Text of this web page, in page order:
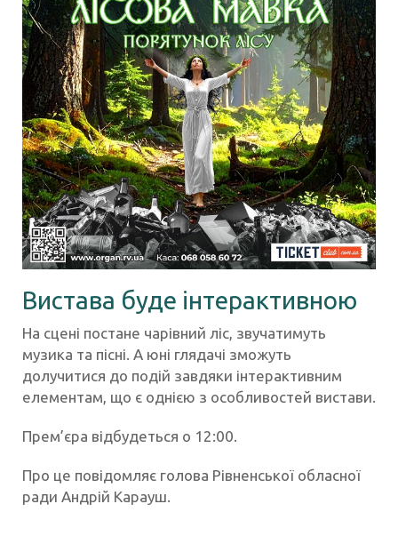
Вистава буде інтерактивною
На сцені постане чарівний ліс, звучатимуть
музика та пісні. А юні глядачі зможуть
долучитися до подій завдяки інтерактивним
елементам, що є однією з особливостей вистави.
Прем’єра відбудеться о 12:00.
Про це повідомляє голова Рівненської обласної
ради Андрій Карауш.